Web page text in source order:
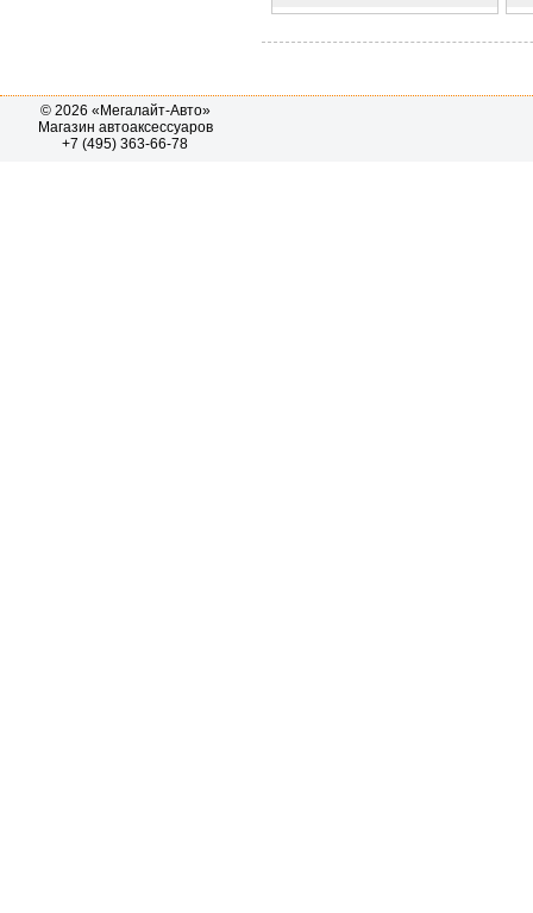
© 2026 «Мегалайт-Авто»
Магазин автоаксессуаров
+7 (495) 363-66-78